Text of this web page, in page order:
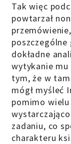
Tak więc
powtarzał
poszczególne
dokładne
wytykanie mu
tym, że w
mógł myśleć
pomimo
zadaniu, co
charakteru